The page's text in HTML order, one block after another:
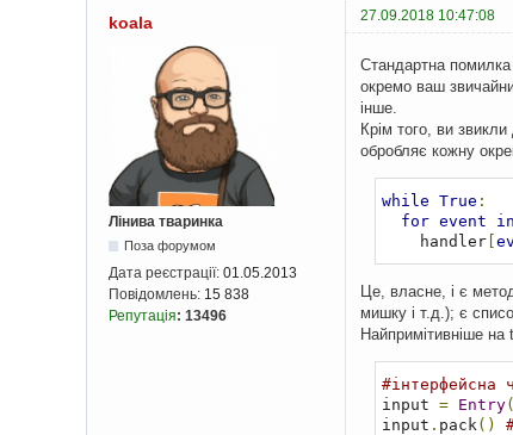
koala 27.09.2018 10:47:08
Лінива тваринка
Поза форумом
Дата реєстрації: 01.05.2013
Повідомлень: 15 838
Репутація: 13496
Стандартна помилка
окремо ваш
інше.
Крім того, ви
обробляє кожну
while True :
for event in
    handler
[
Це, власне, і є
мишку і т.д.); є
Найпримітивніше
#інтерфейсна
input = Entry(
input . pack ()